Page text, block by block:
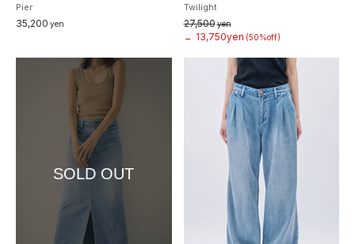
Pier
35,200 yen
Twilight
27,500yen
→
13,750yen (50%off)
SOLD OUT